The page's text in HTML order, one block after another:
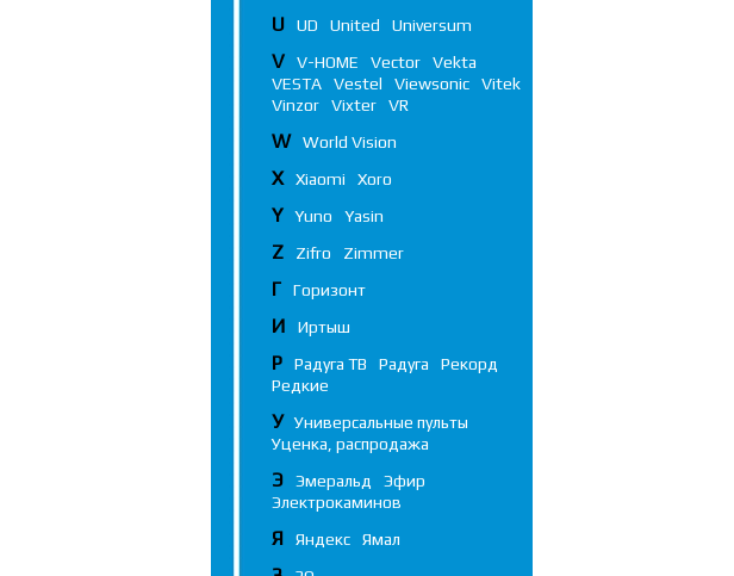
U UD United Universum
V V-HOME Vector
Vekta
VESTA
Vestel Viewsonic
Vitek
Vinzor
Vixter VR
W World Vision
X Xiaomi Xoro
Y Yuno Yasin
Z Zifro Zimmer
Г Горизонт
И Иртыш
Р Радуга ТВ Радуга
Рекорд
Редкие
У
Универсальные пульты
Уценка, распродажа
Э Эмеральд
Эфир
Электрокаминов
Я Яндекс Ямал